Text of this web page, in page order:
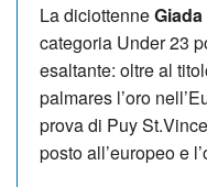
La diciottenne
categoria Under 23
esaltante: oltre al
palmares l’oro
prova di Puy
posto all’europeo e